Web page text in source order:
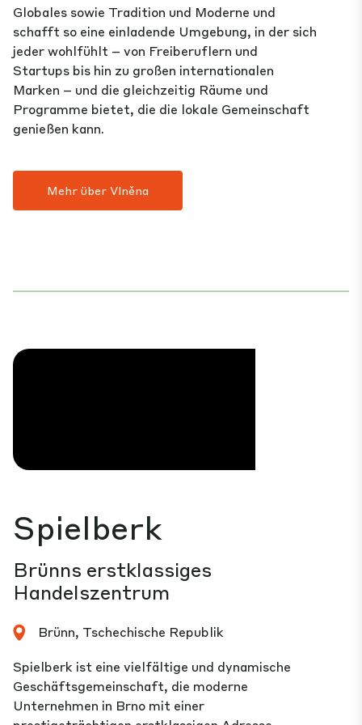
Globales sowie Tradition und Moderne und
schafft so eine einladende Umgebung, in der sich
jeder wohlfühlt – von Freiberuflern und
Startups bis hin zu großen internationalen
Marken – und die gleichzeitig Räume und
Programme bietet, die die lokale Gemeinschaft
genießen kann.
Mehr über Vlněna
Spielberk
Brünns erstklassiges
Handelszentrum
Brünn, Tschechische Republik
Spielberk ist eine vielfältige und dynamische
Geschäftsgemeinschaft, die moderne
Unternehmen in Brno mit einer